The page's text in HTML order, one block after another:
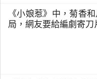
《小娘惹》中，菊香
局，網友要給編劇寄刀